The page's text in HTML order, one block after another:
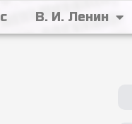
В. И. Ленин